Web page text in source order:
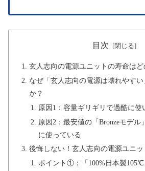
目次
玄人志向の電源ユニットの寿命はど
なぜ「玄人志向の電源は壊れやす
か？
原因1：容量ギリギリで過酷に使
原因2：最安値の「Bronzeモデル
に使っている
後悔しない！玄人志向の電源ユニ
ポイント①：「100%日本製105℃